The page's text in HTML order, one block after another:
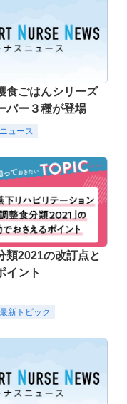
食ごはんシリーズ
バー３種が登場
ニュース
類2021の改訂点と
イント
最新トピック